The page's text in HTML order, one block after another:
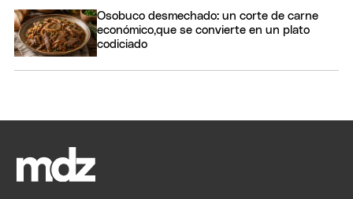
Osobuco desmechado: un corte de carne
económico,que se convierte en un plato
codiciado